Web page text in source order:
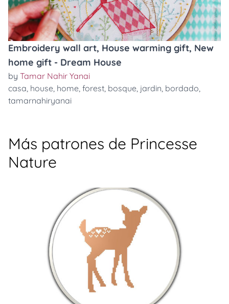
Embroidery wall art, House warming gift, New
home gift - Dream House
by Tamar Nahir Yanai
casa, house, home, forest, bosque, jardin, bordado,
tamarnahiryanai
Más patrones de Princesse
Nature